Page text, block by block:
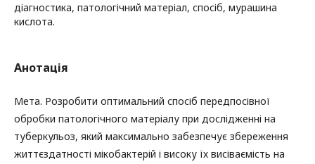
діагностика, патологічний матеріал, спосіб, мурашина
кислота.
Анотація
Мета. Розробити оптимальний спосіб передпосівної
обробки патологічного матеріалу при дослідженні на
туберкульоз, який максимально забезпечує збереження
життєздатності мікобактерій і високу їх висіваємість на